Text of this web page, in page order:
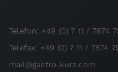
Telefon: +49 (0) 7 11 / 7874
Telefax: +49 (0) 7 11 / 7874
mail@gastro-kurz.com